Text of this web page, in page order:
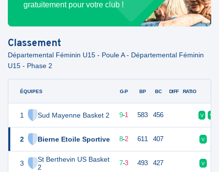
gratuitement pour votre club !
Classement
Départemental Féminin U15 - Poule A - Départemental Féminin
U15 - Phase 2
ÉQUIPES
1 Sud Mayenne Basket 2
2 Bierne Etoile Sportive
3
St Berthevin US Basket
2
G-P BP BC DIFF RATIO
19 10 9-1 583 456 V V
18 10 8-2 611 407 V
17 10 7-3 493 427 V